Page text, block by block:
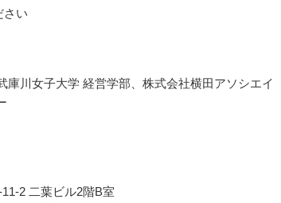
さい
庫川女子大学 経営学部、株式会社横田アソシエイ
2 二葉ビル2階B室